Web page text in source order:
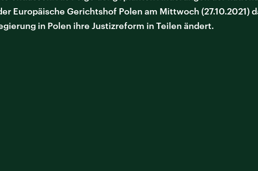
Europäische Gerichtshof Polen am Mittwoch (27.10.2021)
in Polen ihre Justizreform in Teilen ändert.